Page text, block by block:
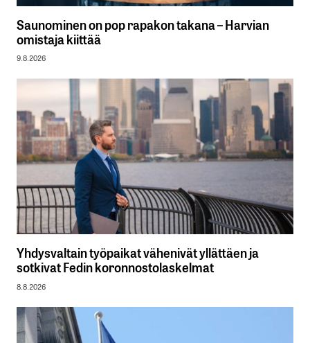
Saunominen on pop rapakon takana – Harvian
omistaja kiittää
9.8.2026
Yhdysvaltain työpaikat vähenivät yllättäen ja
sotkivat Fedin koronnostolaskelmat
8.8.2026